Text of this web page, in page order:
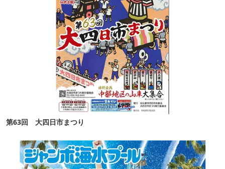
第63回 大四日市まつり